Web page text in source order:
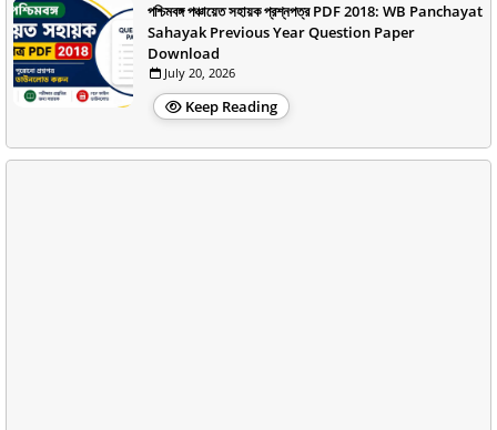
পশ্চিমবঙ্গ পঞ্চায়েত সহায়ক প্রশ্নপত্র PDF 2018: WB Panchayat
Sahayak Previous Year Question Paper
Download
July 20, 2026
Keep Reading